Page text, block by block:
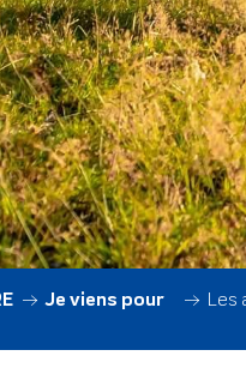
Je viens pour… Les